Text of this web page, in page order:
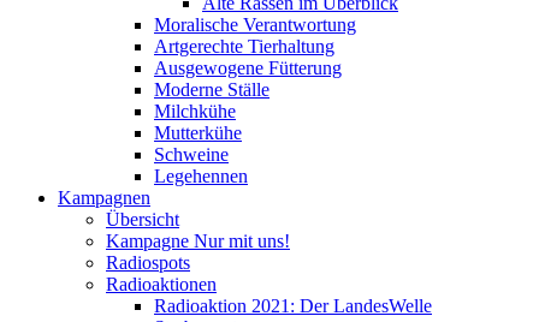
Moralische Verantwortung
Artgerechte Tierhaltung
Ausgewogene Fütterung
Moderne Ställe
Milchkühe
Mutterkühe
Schweine
Legehennen
Kampagnen
Übersicht
Kampagne Nur mit uns!
Radiospots
Radioaktionen
Radioaktion 2021: Der LandesWelle